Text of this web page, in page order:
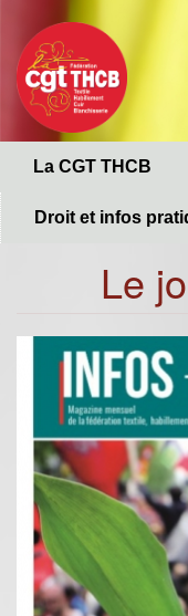
contenu
principal
La CGT THCB
Droit et infos
Le